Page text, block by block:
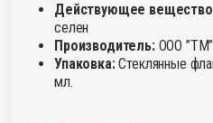
Действующее
селен
Производитель:ООО
Упаковка:Стеклянные
мл.